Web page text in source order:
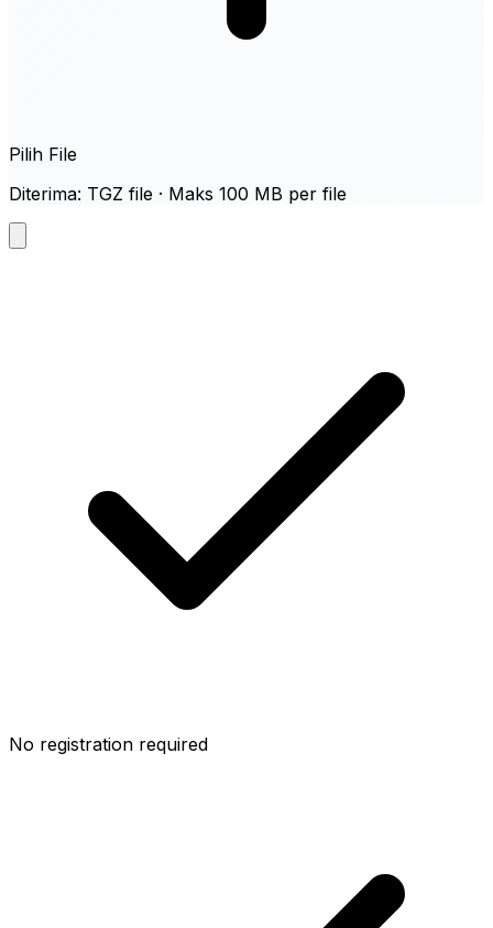
Pilih File
Diterima: TGZ file · Maks 100 MB per file
No registration required